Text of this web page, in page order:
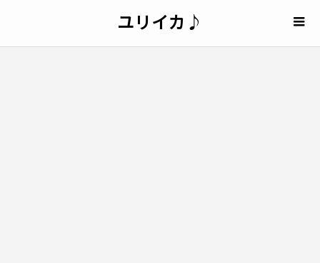
ユリイカ♪